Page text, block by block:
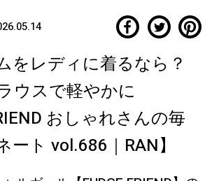
をレディに着るなら？
ウスで軽やかに
おしゃれさんの毎
ート vol.686｜RAN】